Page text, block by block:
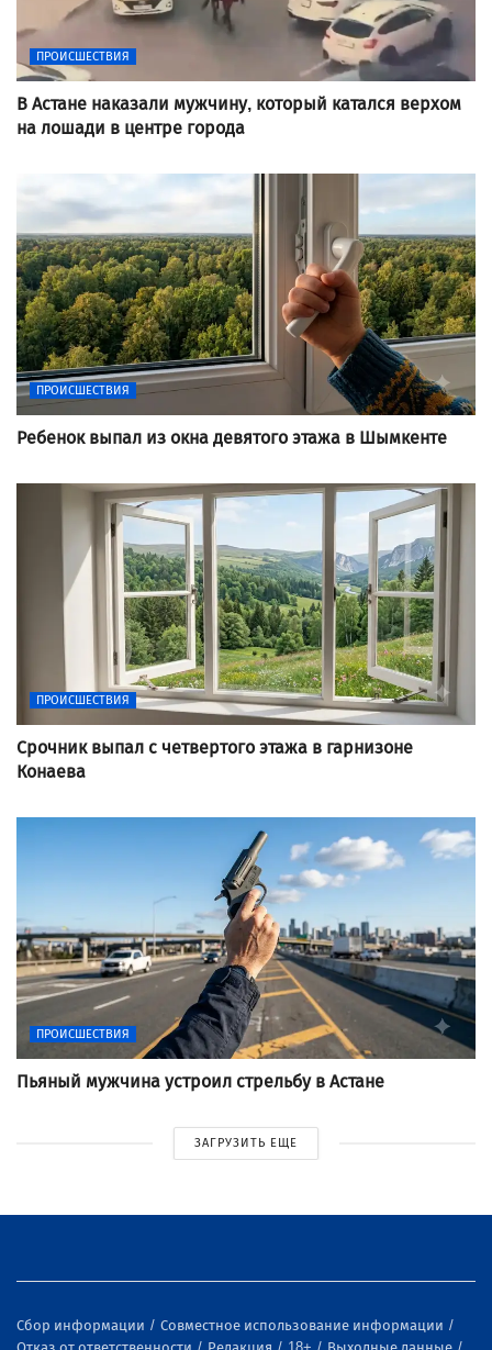
ПРОИСШЕСТВИЯ
В Астане наказали мужчину, который катался верхом
на лошади в центре города
ПРОИСШЕСТВИЯ
Ребенок выпал из окна девятого этажа в Шымкенте
ПРОИСШЕСТВИЯ
Срочник выпал с четвертого этажа в гарнизоне
Конаева
ПРОИСШЕСТВИЯ
Пьяный мужчина устроил стрельбу в Астане
ЗАГРУЗИТЬ ЕЩЕ
Сбор информации
Совместное использование информации